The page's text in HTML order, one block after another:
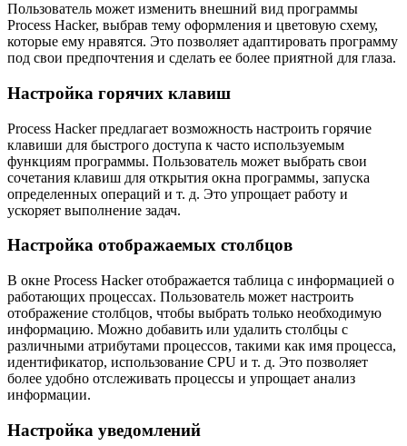
Пользователь может изменить внешний вид программы
Process Hacker, выбрав тему оформления и цветовую схему,
которые ему нравятся. Это позволяет адаптировать программу
под свои предпочтения и сделать ее более приятной для глаза.
Настройка горячих клавиш
Process Hacker предлагает возможность настроить горячие
клавиши для быстрого доступа к часто используемым
функциям программы. Пользователь может выбрать свои
сочетания клавиш для открытия окна программы, запуска
определенных операций и т. д. Это упрощает работу и
ускоряет выполнение задач.
Настройка отображаемых столбцов
В окне Process Hacker отображается таблица с информацией о
работающих процессах. Пользователь может настроить
отображение столбцов, чтобы выбрать только необходимую
информацию. Можно добавить или удалить столбцы с
различными атрибутами процессов, такими как имя процесса,
идентификатор, использование CPU и т. д. Это позволяет
более удобно отслеживать процессы и упрощает анализ
информации.
Настройка уведомлений